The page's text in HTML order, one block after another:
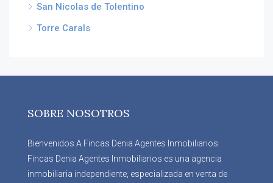
San Nicolas de Tolentino
Torre Carals
SOBRE NOSOTROS
Bienvenidos A Fincas Denia Agentes Inmobiliarios.
Fincas Denia Agentes Inmobiliarios es una agencia
inmobiliaria independiente, especializada en venta de